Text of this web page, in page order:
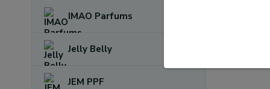
IMAO Parfums
Jelly Belly
JEM PPF